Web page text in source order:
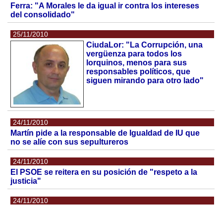
Ferra: "A Morales le da igual ir contra los intereses
del consolidado"
25/11/2010
CiudaLor: "La Corrupción, una
vergüenza para todos los
lorquinos, menos para sus
responsables políticos, que
siguen mirando para otro lado"
24/11/2010
Martín pide a la responsable de Igualdad de IU que
no se alíe con sus sepultureros
24/11/2010
El PSOE se reitera en su posición de "respeto a la
justicia"
24/11/2010